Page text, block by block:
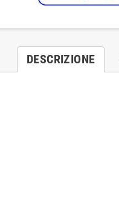
DESCRIZIONE